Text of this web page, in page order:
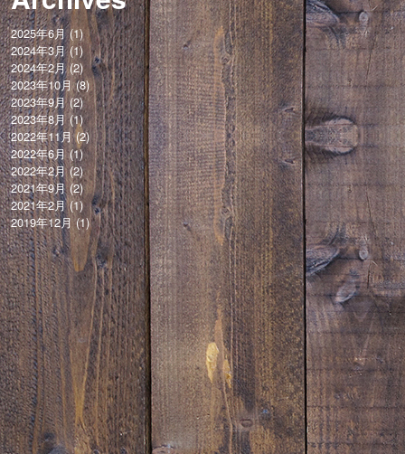
2025年6月(1)
2024年3月(1)
2024年2月(2)
2023年10月(8)
2023年9月(2)
2023年8月(1)
2022年11月(2)
2022年6月(1)
2022年2月(2)
2021年9月(2)
2021年2月(1)
2019年12月(1)